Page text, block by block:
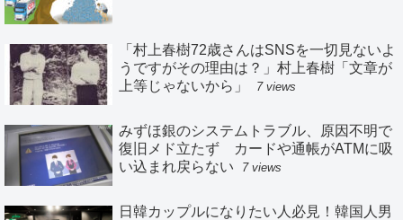
「村上春樹72歳さんはSNSを一切見ないよ
うですがその理由は？」村上春樹「文章が
上等じゃないから」
7 views
みずほ銀のシステムトラブル、原因不明で
復旧メド立たず カードや通帳がATMに吸
い込まれ戻らない
7 views
日韓カップルになりたい人必見！韓国人男